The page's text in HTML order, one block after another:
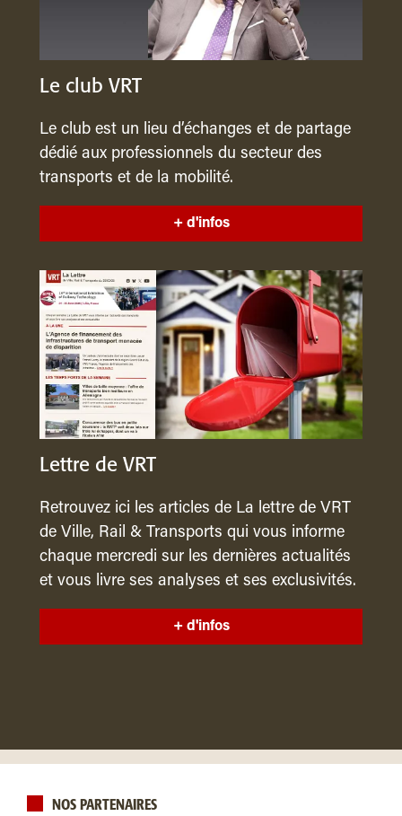
Le club VRT
Le club est un lieu d’échanges et de partage
dédié aux professionnels du secteur des
transports et de la mobilité.
+ d'infos
Lettre de VRT
Retrouvez ici les articles de La lettre de VRT
de Ville, Rail & Transports qui vous informe
chaque mercredi sur les dernières actualités
et vous livre ses analyses et ses exclusivités.
+ d'infos
NOS PARTENAIRES